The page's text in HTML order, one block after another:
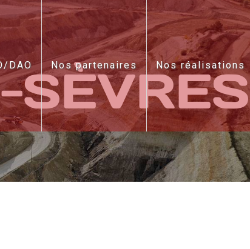
DAO Nos partenaires Nos réalisations
SÈVRES